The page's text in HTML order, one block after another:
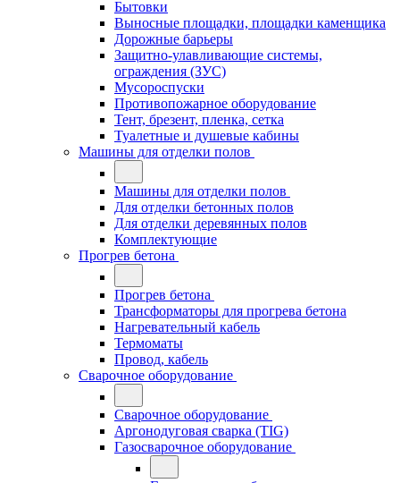
Бытовки
Выносные площадки, площадки каменщика
Дорожные барьеры
Защитно-улавливающие системы,
ограждения (ЗУС)
Мусороспуски
Противопожарное оборудование
Тент, брезент, пленка, сетка
Туалетные и душевые кабины
Машины для отделки полов
Машины для отделки полов
Для отделки бетонных полов
Для отделки деревянных полов
Комплектующие
Прогрев бетона
Прогрев бетона
Трансформаторы для прогрева бетона
Нагревательный кабель
Термоматы
Провод, кабель
Сварочное оборудование
Сварочное оборудование
Аргонодуговая сварка (TIG)
Газосварочное оборудование